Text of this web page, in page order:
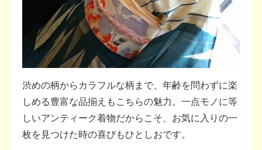
渋めの柄からカラフルな柄まで、年齢を問わずに楽
しめる豊富な品揃えもこちらの魅力。一点モノに等
しいアンティーク着物だからこそ、お気に入りの一
枚を見つけた時の喜びもひとしおです。